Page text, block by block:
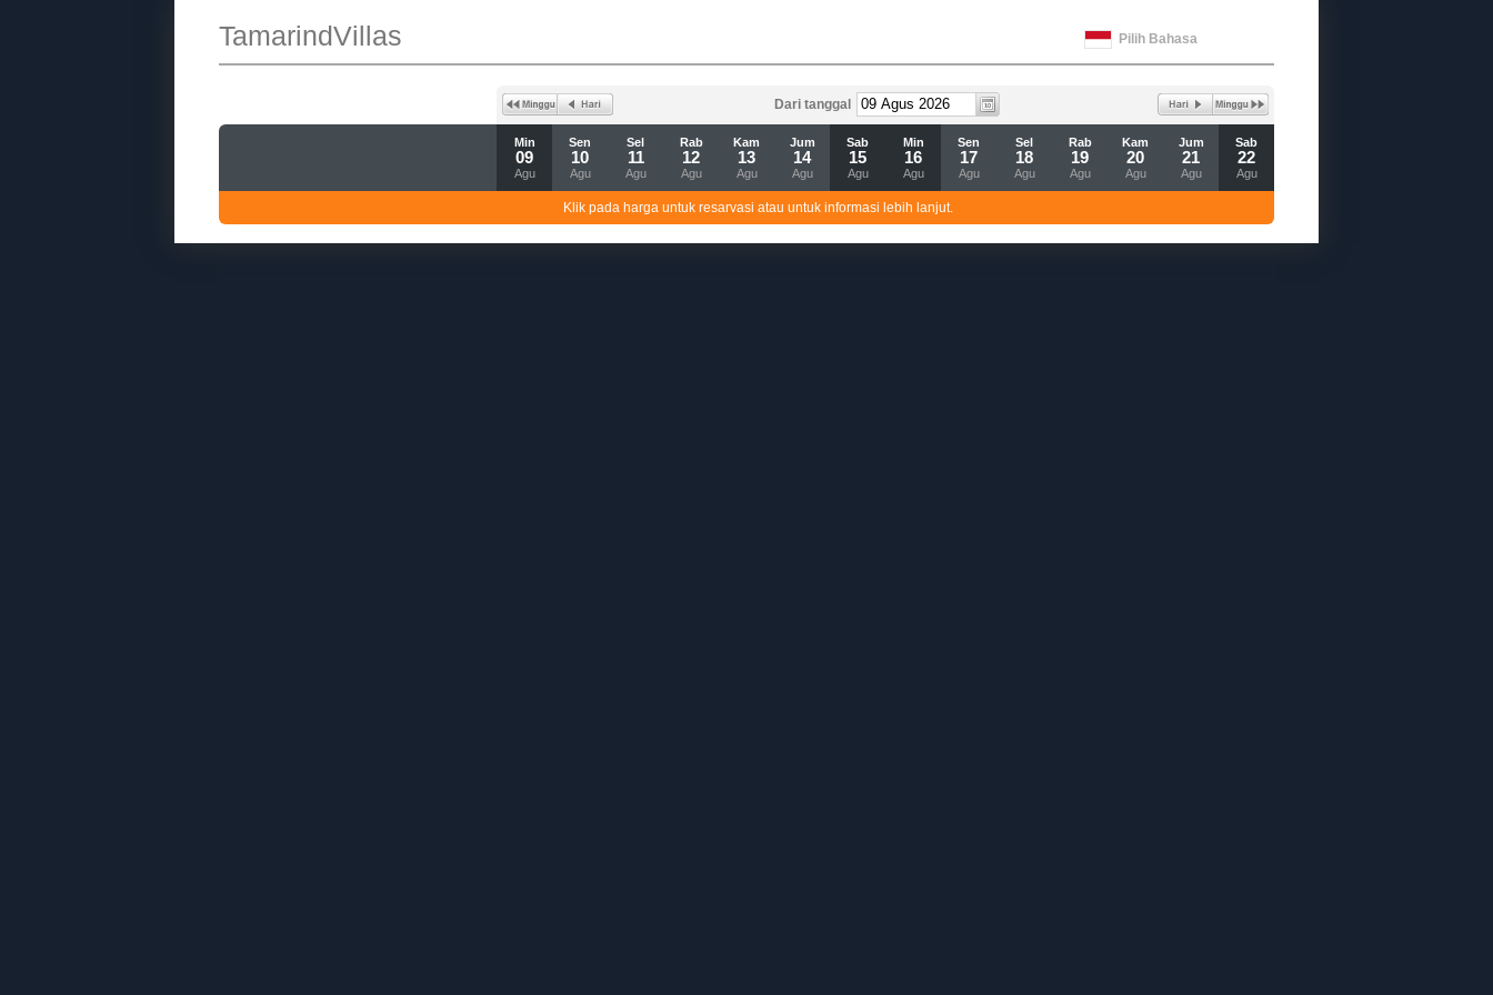
Pilih Bahasa
TamarindVillas
Dari tanggal
Min
09
Agu
Sen
10
Agu
Sel
11
Agu
Rab
12
Agu
Kam
13
Agu
Jum
14
Agu
Sab
15
Agu
Min
16
Agu
Sen
17
Agu
Sel
18
Agu
Rab
19
Agu
Kam
20
Agu
Jum
21
Agu
Sab
22
Agu
Klik pada harga untuk resarvasi atau untuk informasi lebih lanjut.